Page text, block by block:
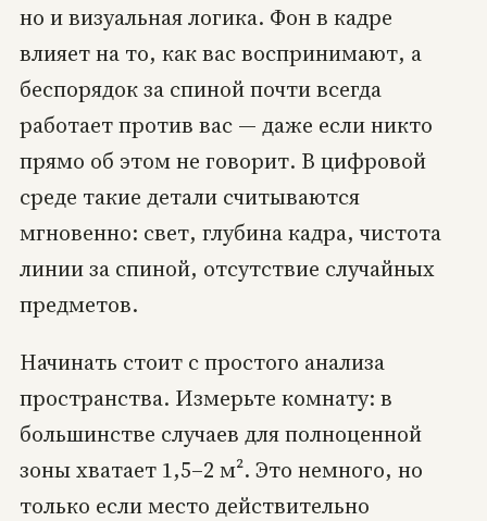
но и визуальная логика. Фон в кадре
влияет на то, как вас воспринимают, а
беспорядок за спиной почти всегда
работает против вас — даже если никто
прямо об этом не говорит. В цифровой
среде такие детали считываются
мгновенно: свет, глубина кадра, чистота
линии за спиной, отсутствие случайных
предметов.
Начинать стоит с простого анализа
пространства. Измерьте комнату: в
большинстве случаев для полноценной
зоны хватает 1,5–2 м². Это немного, но
только если место действительно